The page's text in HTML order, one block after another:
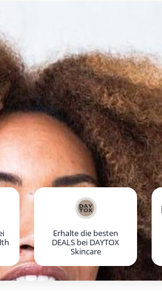
Erhalte die besten
DEALS bei DAYTOX
Skincare